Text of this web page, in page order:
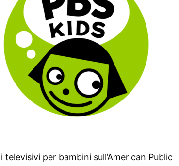
per bambini sull’American Public